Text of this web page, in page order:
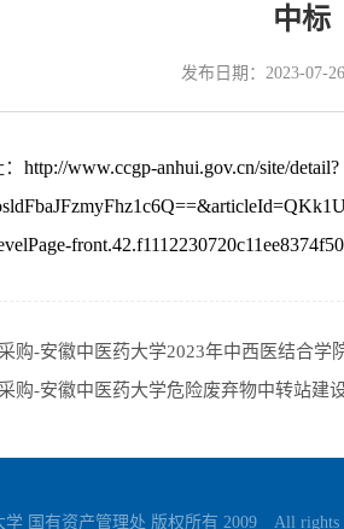
中标
发布日期：2023-07-
http://www.ccgp-anhui.gov.cn/site/detail?
购-安徽中医药大学2023年中西医结合学
购-安徽中医药大学危险废弃物中转站建
学 国有资产管理处 版权所有 2009 All rights